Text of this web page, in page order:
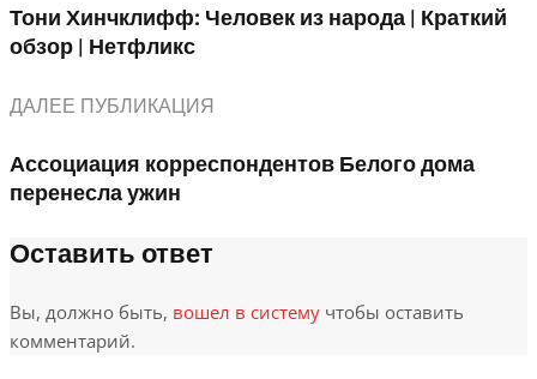
Тони Хинчклифф: Человек из народа | Краткий
обзор | Нетфликс
ДАЛЕЕ ПУБЛИКАЦИЯ
Ассоциация корреспондентов Белого дома
перенесла ужин
Оставить ответ
Вы, должно быть, вошел в систему чтобы оставить
комментарий.